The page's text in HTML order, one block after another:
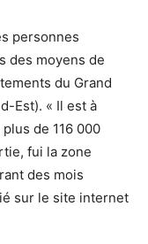
personnes
des moyens de
du Grand
Est). « Il est à
de 116 000
fui la zone
des mois
sur le site internet